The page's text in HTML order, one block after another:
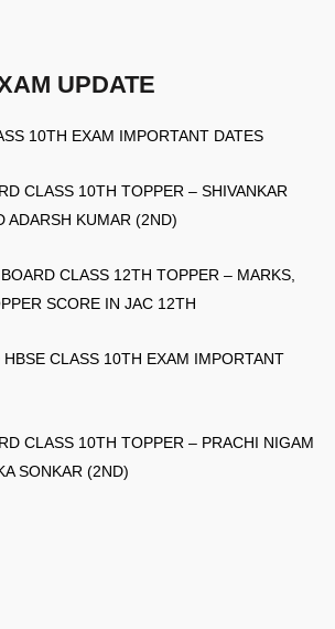
UPDATE
10TH EXAM IMPORTANT DATES
CLASS 10TH TOPPER – SHIVANKAR
ADARSH KUMAR (2ND)
CLASS 12TH TOPPER – MARKS,
SCORE IN JAC 12TH
HBSE CLASS 10TH EXAM IMPORTANT
CLASS 10TH TOPPER – PRACHI NIGAM
SONKAR (2ND)